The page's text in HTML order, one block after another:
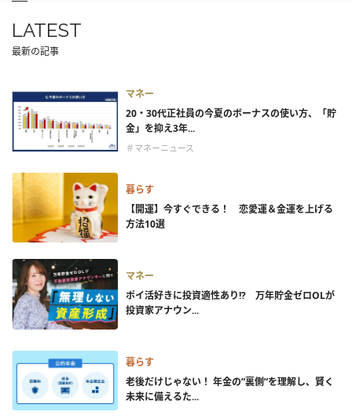
LATEST
最新の記事
マネー
20・30代正社員の今夏のボーナスの使い方、「貯
金」を抑え3年...
＃マネーニュース
暮らす
【開運】今すぐできる！ 恋愛運＆金運を上げる
方法10選
マネー
ポイ活好きに投資適性あり!? 万年貯金ゼロOLが
投資家アナウン...
暮らす
老後だけじゃない！ 年金の”裏側”を理解し、賢く
未来に備えるた...